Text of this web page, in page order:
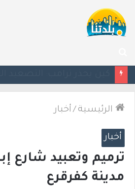
عن
الرئيسية / أخبار
أخبار
ترميم وتعبيد شارع
مدينة كفرقرع